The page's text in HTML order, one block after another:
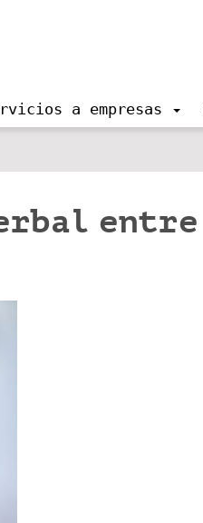
a empresas
entre